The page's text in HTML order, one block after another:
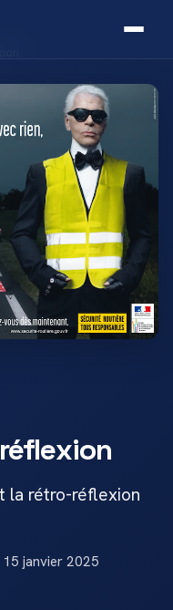
la rétro-réflexion
15 janvier 2025